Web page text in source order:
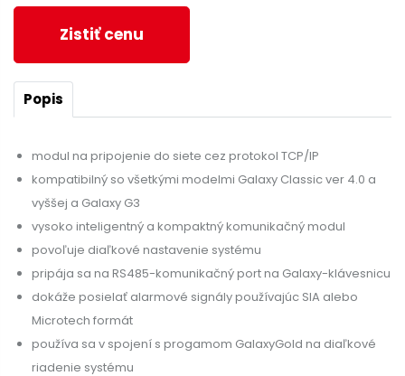
Zistiť cenu
Popis
modul na pripojenie do siete cez protokol TCP/IP
kompatibilný so všetkými modelmi Galaxy Classic ver 4.0 a
vyššej a Galaxy G3
vysoko inteligentný a kompaktný komunikačný modul
povoľuje diaľkové nastavenie systému
pripája sa na RS485-komunikačný port na Galaxy-klávesnicu
dokáže posielať alarmové signály používajúc SIA alebo
Microtech formát
používa sa v spojení s progamom GalaxyGold na diaľkové
riadenie systému